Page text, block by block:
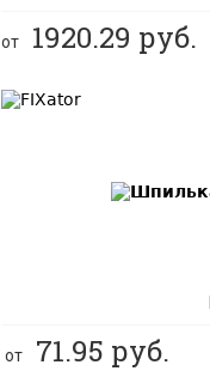
от 1920.29 руб.
от 71.95 руб.